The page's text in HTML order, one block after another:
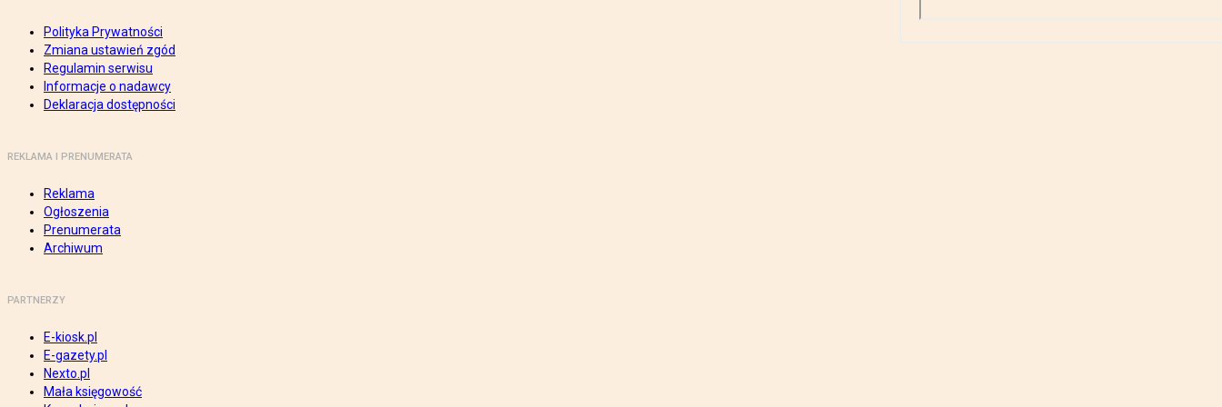
Polityka Prywatności
Zmiana ustawień zgód
Regulamin serwisu
Informacje o nadawcy
Deklaracja dostępności
REKLAMA I PRENUMERATA
Reklama
Ogłoszenia
Prenumerata
Archiwum
PARTNERZY
E-kiosk.pl
E-gazety.pl
Nexto.pl
Mała księgowość